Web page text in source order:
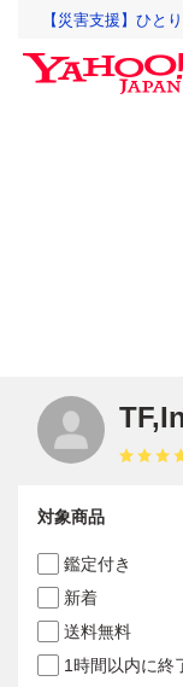
【災害支援】ひと
対象商品
鑑定付き
新着
送料無料
1時間以内に終